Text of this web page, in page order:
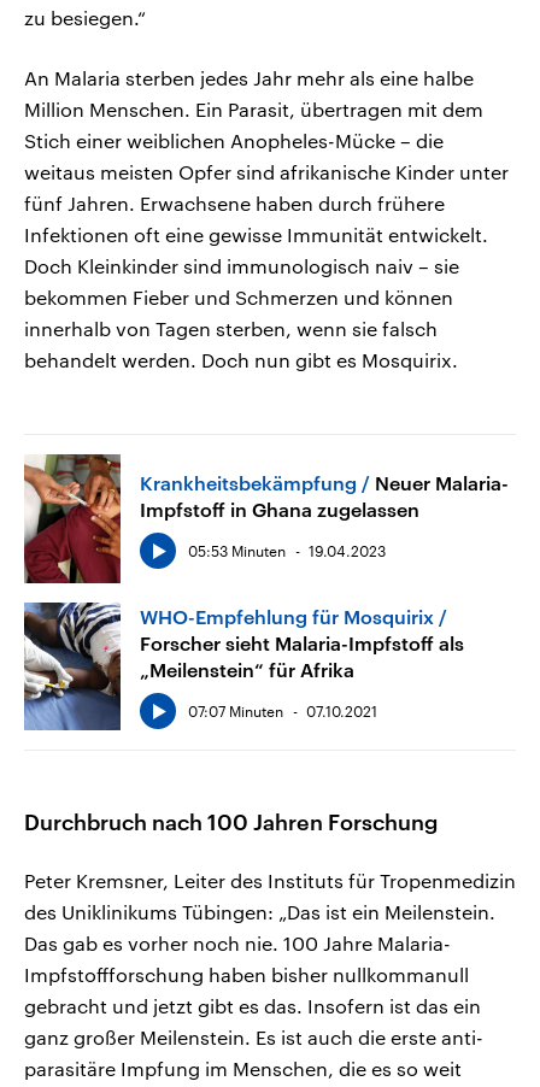
zu besiegen.“
An Malaria sterben jedes Jahr mehr als eine halbe
Million Menschen. Ein Parasit, übertragen mit dem
Stich einer weiblichen Anopheles-Mücke – die
weitaus meisten Opfer sind afrikanische Kinder unter
fünf Jahren. Erwachsene haben durch frühere
Infektionen oft eine gewisse Immunität entwickelt.
Doch Kleinkinder sind immunologisch naiv – sie
bekommen Fieber und Schmerzen und können
innerhalb von Tagen sterben, wenn sie falsch
behandelt werden. Doch nun gibt es Mosquirix.
Krankheitsbekämpfung
Neuer Malaria-
Impfstoff in Ghana zugelassen
05:53 Minuten 19.04.2023
WHO-Empfehlung für Mosquirix
Forscher sieht Malaria-Impfstoff als
„Meilenstein“ für Afrika
07:07 Minuten 07.10.2021
Durchbruch nach 100 Jahren Forschung
Peter Kremsner, Leiter des Instituts für Tropenmedizin
des Uniklinikums Tübingen: „Das ist ein Meilenstein.
Das gab es vorher noch nie. 100 Jahre Malaria-
Impfstoffforschung haben bisher nullkommanull
gebracht und jetzt gibt es das. Insofern ist das ein
ganz großer Meilenstein. Es ist auch die erste anti-
parasitäre Impfung im Menschen, die es so weit